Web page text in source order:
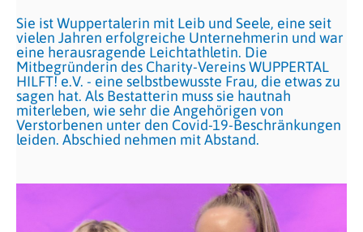
Sie ist Wuppertalerin mit Leib und Seele, eine seit
vielen Jahren erfolgreiche Unternehmerin und war
eine herausragende Leichtathletin. Die
Mitbegründerin des Charity-Vereins WUPPERTAL
HILFT! e.V. - eine selbstbewusste Frau, die etwas zu
sagen hat. Als Bestatterin muss sie hautnah
miterleben, wie sehr die Angehörigen von
Verstorbenen unter den Covid-19-Beschränkungen
leiden. Abschied nehmen mit Abstand.